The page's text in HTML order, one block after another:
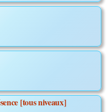
[tous niveaux]